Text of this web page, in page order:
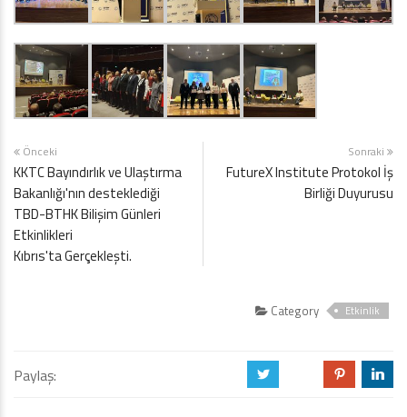
Önceki
KKTC Bayındırlık ve Ulaştırma
Bakanlığı'nın desteklediği
TBD-BTHK Bilişim Günleri
Etkinlikleri
Kıbrıs'ta Gerçekleşti.
Sonraki
FutureX Institute Protokol İş
Birliği Duyurusu
Category Etkinlik
Paylaş: a d j